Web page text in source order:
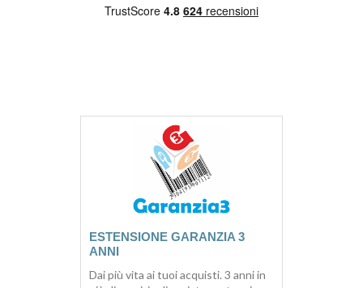
ESTENSIONE GARANZIA 3
ANNI
Dai più vita ai tuoi acquisti. 3 anni in